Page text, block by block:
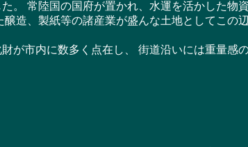
。 常陸国の国府が置かれ、水運を活かした物
造、製紙等の諸産業が盛んな土地としてこの
が市内に数多く点在し、 街道沿いには重量感